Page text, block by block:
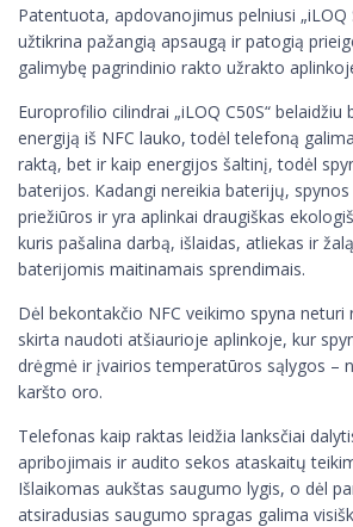
Patentuota, apdovanojimus pelniusi „iLOQ
užtikrina pažangią apsaugą ir patogią
galimybę pagrindinio rakto užrakto
Europrofilio cilindrai „iLOQ C50S“
energiją iš NFC lauko, todėl telefoną
raktą, bet ir kaip energijos šaltinį, todėl
baterijos. Kadangi nereikia baterijų,
priežiūros ir yra aplinkai draugiškas
kuris pašalina darbą, išlaidas, atliekas ir
baterijomis maitinamais sprendimais.
Dėl bekontakčio NFC veikimo spyna neturi
skirta naudoti atšiaurioje aplinkoje, kur
drėgmė ir įvairios temperatūros sąlygos –
karšto oro.
Telefonas kaip raktas leidžia lanksčiai
apribojimais ir audito sekos ataskaitų
Išlaikomas aukštas saugumo lygis, o dėl
atsiradusias saugumo spragas galima